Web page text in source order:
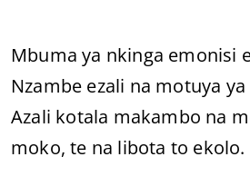
Mbuma ya nkinga emonisi
Nzambe ezali na motuya
Azali kotala makambo na
moko, te na libota to ekolo.